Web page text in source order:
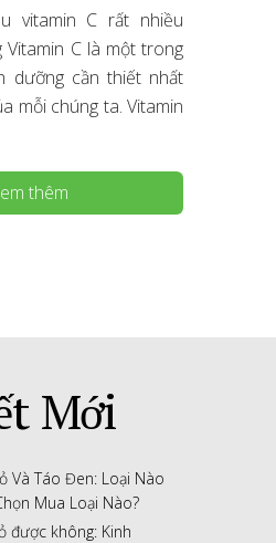
vitamin C rất nhiều
C là một trong
dưỡng cần thiết nhất
mỗi chúng ta. Vitamin
thêm
Mới
Và Táo Đen: Loại Nào
Mua Loại Nào?
được không: Kinh